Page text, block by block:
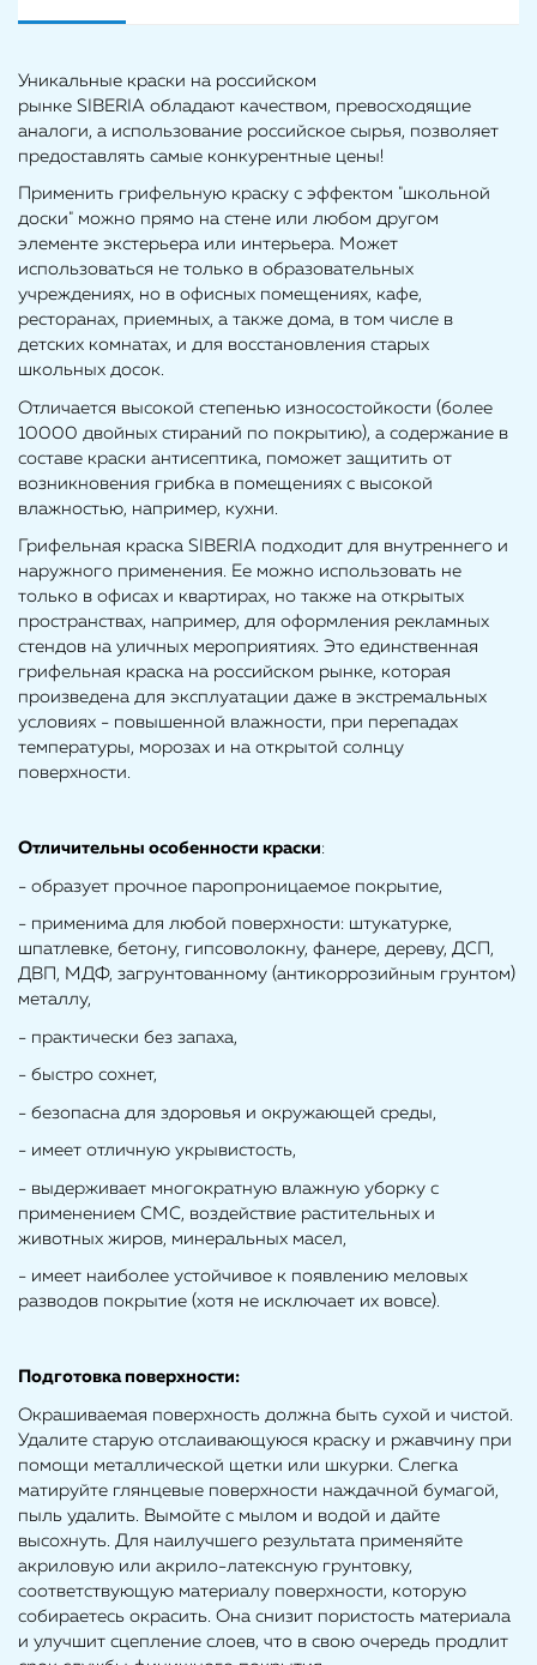
Уникальные краски на российском
рынке SIBERIA обладают качеством, превосходящие
аналоги, а использование российское сырья, позволяет
предоставлять самые конкурентные цены!
Применить грифельную краску с эффектом "школьной
доски" можно прямо на стене или любом другом
элементе экстерьера или интерьера. Может
использоваться не только в образовательных
учреждениях, но в офисных помещениях, кафе,
ресторанах, приемных, а также дома, в том числе в
детских комнатах, и для восстановления старых
школьных досок.
Отличается высокой степенью износостойкости (более
10000 двойных стираний по покрытию), а содержание в
составе краски антисептика, поможет защитить от
возникновения грибка в помещениях с высокой
влажностью, например, кухни.
Грифельная краска SIBERIA подходит для внутреннего и
наружного применения. Ее можно использовать не
только в офисах и квартирах, но также на открытых
пространствах, например, для оформления рекламных
стендов на уличных мероприятиях. Это единственная
грифельная краска на российском рынке, которая
произведена для эксплуатации даже в экстремальных
условиях - повышенной влажности, при перепадах
температуры, морозах и на открытой солнцу
поверхности.
Отличительны особенности краски:
- образует прочное паропроницаемое покрытие,
- применима для любой поверхности: штукатурке,
шпатлевке, бетону, гипсоволокну, фанере, дереву, ДСП,
ДВП, МДФ, загрунтованному (антикоррозийным грунтом)
металлу,
- практически без запаха,
- быстро сохнет,
- безопасна для здоровья и окружающей среды,
- имеет отличную укрывистость,
- выдерживает многократную влажную уборку с
применением СМС, воздействие растительных и
животных жиров, минеральных масел,
- имеет наиболее устойчивое к появлению меловых
разводов покрытие (хотя не исключает их вовсе).
Подготовка поверхности:
Окрашиваемая поверхность должна быть сухой и чистой.
Удалите старую отслаивающуюся краску и ржавчину при
помощи металлической щетки или шкурки. Слегка
матируйте глянцевые поверхности наждачной бумагой,
пыль удалить. Вымойте с мылом и водой и дайте
высохнуть. Для наилучшего результата применяйте
акриловую или акрило-латексную грунтовку,
соответствующую материалу поверхности, которую
собираетесь окрасить. Она снизит пористость материала
и улучшит сцепление слоев, что в свою очередь продлит